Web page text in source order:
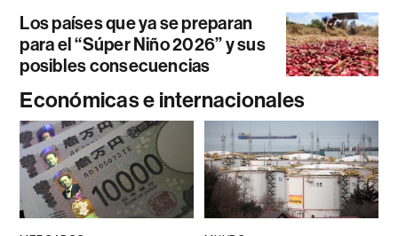
Los países que ya se preparan
para el “Súper Niño 2026” y sus
posibles consecuencias
Económicas e internacionales